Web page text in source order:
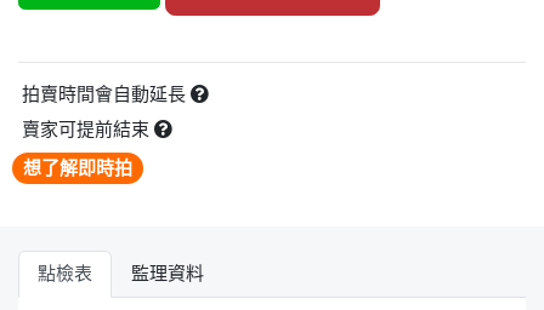
拍賣時間會自動延長
賣家可提前結束
想了解即時拍
點檢表 監理資料